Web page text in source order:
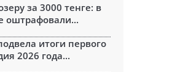
за 3000 тенге: в
оштрафовали...
итоги первого
2026 года...